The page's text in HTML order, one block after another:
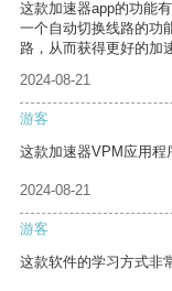
这款加速器app的功能
一个自动切换线路的功
路，从而获得更好的加
2024-08-21
游客
这款加速器VPM应用程
2024-08-21
游客
这款软件的学习方式非